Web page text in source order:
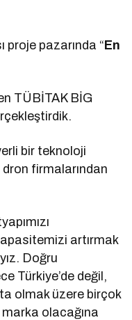
proje pazarında “En
TÜBİTAK BİG
bir teknoloji
dron firmalarından
artırmak
Doğru
Türkiye’de değil,
olmak üzere birçok
olacağına